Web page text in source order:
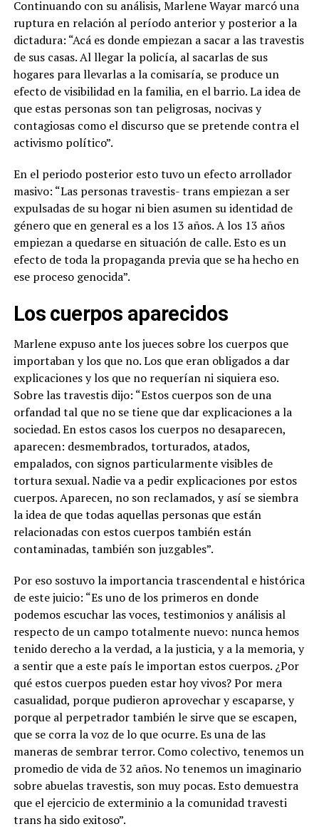
Continuando con su análisis, Marlene Wayar marcó una
ruptura en relación al período anterior y posterior a la
dictadura: “Acá es donde empiezan a sacar a las travestis
de sus casas. Al llegar la policía, al sacarlas de sus
hogares para llevarlas a la comisaría, se produce un
efecto de visibilidad en la familia, en el barrio. La idea de
que estas personas son tan peligrosas, nocivas y
contagiosas como el discurso que se pretende contra el
activismo político”.
En el periodo posterior esto tuvo un efecto arrollador
masivo: “Las personas travestis- trans empiezan a ser
expulsadas de su hogar ni bien asumen su identidad de
género que en general es a los 13 años. A los 13 años
empiezan a quedarse en situación de calle. Esto es un
efecto de toda la propaganda previa que se ha hecho en
ese proceso genocida”.
Los cuerpos aparecidos
Marlene expuso ante los jueces sobre los cuerpos que
importaban y los que no. Los que eran obligados a dar
explicaciones y los que no requerían ni siquiera eso.
Sobre las travestis dijo: “Estos cuerpos son de una
orfandad tal que no se tiene que dar explicaciones a la
sociedad. En estos casos los cuerpos no desaparecen,
aparecen: desmembrados, torturados, atados,
empalados, con signos particularmente visibles de
tortura sexual. Nadie va a pedir explicaciones por estos
cuerpos. Aparecen, no son reclamados, y así se siembra
la idea de que todas aquellas personas que están
relacionadas con estos cuerpos también están
contaminadas, también son juzgables”.
Por eso sostuvo la importancia trascendental e histórica
de este juicio: “Es uno de los primeros en donde
podemos escuchar las voces, testimonios y análisis al
respecto de un campo totalmente nuevo: nunca hemos
tenido derecho a la verdad, a la justicia, y a la memoria, y
a sentir que a este país le importan estos cuerpos. ¿Por
qué estos cuerpos pueden estar hoy vivos? Por mera
casualidad, porque pudieron aprovechar y escaparse, y
porque al perpetrador también le sirve que se escapen,
que se corra la voz de lo que ocurre. Es una de las
maneras de sembrar terror. Como colectivo, tenemos un
promedio de vida de 32 años. No tenemos un imaginario
sobre abuelas travestis, son muy pocas. Esto demuestra
que el ejercicio de exterminio a la comunidad travesti
trans ha sido exitoso”.